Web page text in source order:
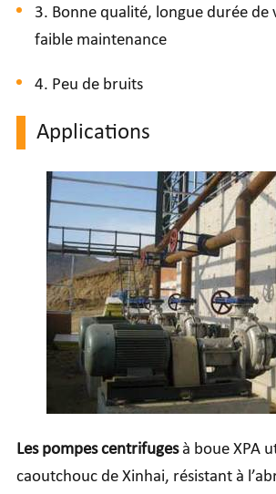
3. Bonne qualité, longue durée de
faible maintenance
4. Peu de bruits
Applications
Les pompes centrifugesà boue XPA
caoutchouc de Xinhai, résistant à